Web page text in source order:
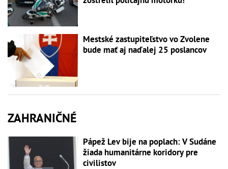
Mestské zastupiteľstvo vo Zvolene
bude mať aj naďalej 25 poslancov
ZAHRANIČNÉ
Pápež Lev bije na poplach: V Sudáne
žiada humanitárne koridory pre
civilistov